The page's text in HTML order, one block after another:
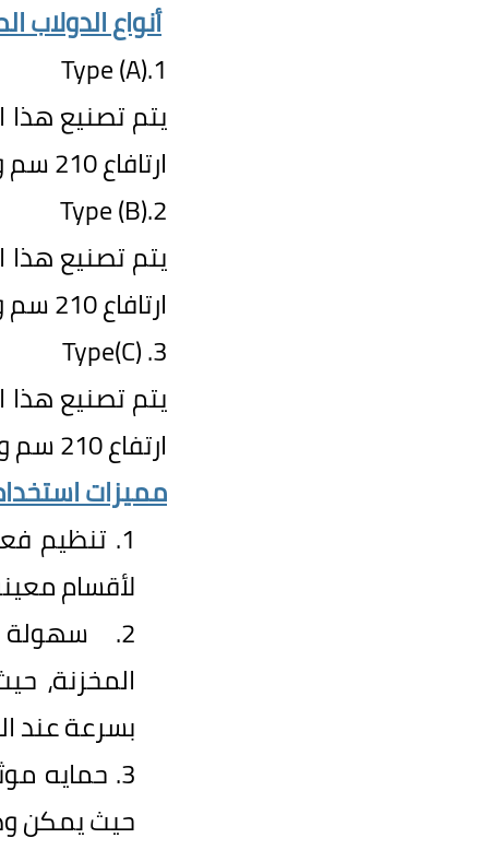
أنواع الدولاب
1.(Type (A
يتم تصنيع
ارتافاع210سم
2.(Type (B
يتم تصنيع
ارتافاع210سم
3. (Type(C
يتم تصنيع
ارتفاع210سم
مميزات
1. تنظيم
لأقسام
2.
سهولة
المخزنة،
بسرعة عند
3. حمايه
حيث يمكن